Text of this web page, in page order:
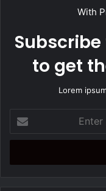
With
to get
Lorem
t
r